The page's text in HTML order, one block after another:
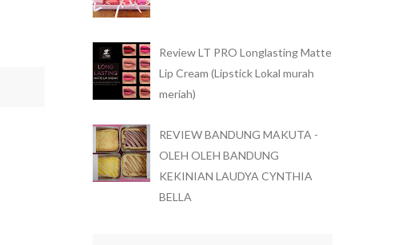
Review LT PRO Longlasting Matte
Lip Cream (Lipstick Lokal murah
meriah)
REVIEW BANDUNG MAKUTA -
OLEH OLEH BANDUNG
KEKINIAN LAUDYA CYNTHIA
BELLA